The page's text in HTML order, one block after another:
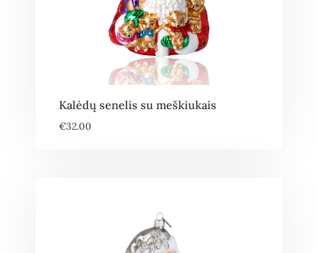
Kalėdų senelis su meškiukais
€32.00